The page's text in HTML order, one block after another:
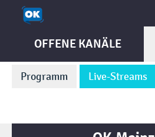
OFFENE KANÄLE
Programm Live-Streams